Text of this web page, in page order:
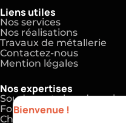
Bienvenue !
Liens utiles
Nos services
Nos réalisations
Travaux de métallerie
Contactez-nous
Mention légales
Nos expertises
Soudeur et chaudronnier
Formation en métallurgie
Chaudronnerie